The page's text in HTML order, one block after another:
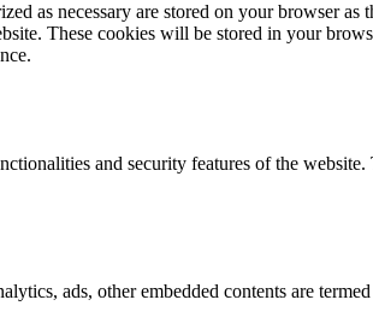
as necessary are stored on your browser as
These cookies will be stored in your
and security features of the website.
ads, other embedded contents are termed